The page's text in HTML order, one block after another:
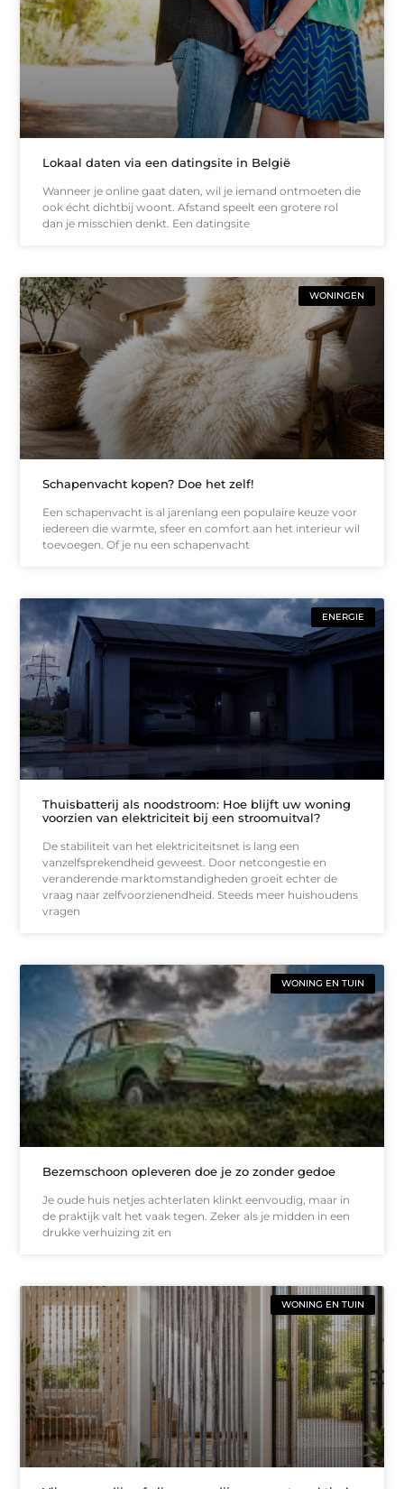
Lokaal daten via een datingsite in België
Wanneer je online gaat daten, wil je iemand ontmoeten die
ook écht dichtbij woont. Afstand speelt een grotere rol
dan je misschien denkt. Een datingsite
WONINGEN
Schapenvacht kopen? Doe het zelf!
Een schapenvacht is al jarenlang een populaire keuze voor
iedereen die warmte, sfeer en comfort aan het interieur wil
toevoegen. Of je nu een schapenvacht
ENERGIE
Thuisbatterij als noodstroom: Hoe blijft uw woning
voorzien van elektriciteit bij een stroomuitval?
De stabiliteit van het elektriciteitsnet is lang een
vanzelfsprekendheid geweest. Door netcongestie en
veranderende marktomstandigheden groeit echter de
vraag naar zelfvoorzienendheid. Steeds meer huishoudens
vragen
WONING EN TUIN
Bezemschoon opleveren doe je zo zonder gedoe
Je oude huis netjes achterlaten klinkt eenvoudig, maar in
de praktijk valt het vaak tegen. Zeker als je midden in een
drukke verhuizing zit en
WONING EN TUIN